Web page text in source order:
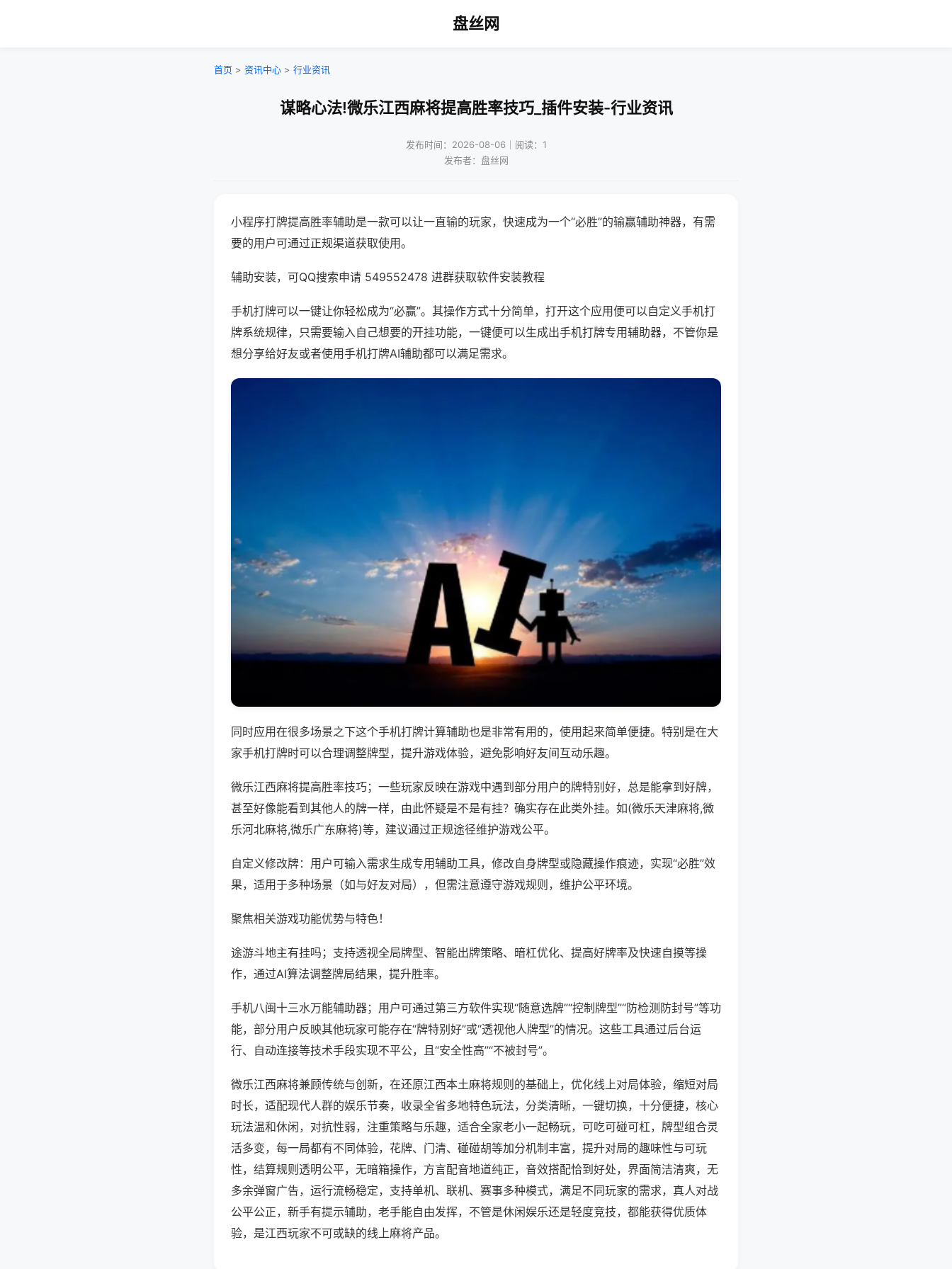
盘丝网
首页 > 资讯中心 > 行业资讯
谋略心法!微乐江西麻将提高胜率技巧_插件安装-行业资讯
发布时间：2026-08-06｜阅读：1
发布者：盘丝网
小程序打牌提高胜率辅助是一款可以让一直输的玩家，快速成为一个“必胜”的输赢辅助神器，有需
要的用户可通过正规渠道获取使用。
辅助安装，可QQ搜索申请 549552478 进群获取软件安装教程
手机打牌可以一键让你轻松成为“必赢”。其操作方式十分简单，打开这个应用便可以自定义手机打
牌系统规律，只需要输入自己想要的开挂功能，一键便可以生成出手机打牌专用辅助器，不管你是
想分享给好友或者使用手机打牌AI辅助都可以满足需求。
同时应用在很多场景之下这个手机打牌计算辅助也是非常有用的，使用起来简单便捷。特别是在大
家手机打牌时可以合理调整牌型，提升游戏体验，避免影响好友间互动乐趣。
微乐江西麻将提高胜率技巧；一些玩家反映在游戏中遇到部分用户的牌特别好，总是能拿到好牌，
甚至好像能看到其他人的牌一样，由此怀疑是不是有挂？确实存在此类外挂。如(微乐天津麻将,微
乐河北麻将,微乐广东麻将)等，建议通过正规途径维护游戏公平。
自定义修改牌：用户可输入需求生成专用辅助工具，修改自身牌型或隐藏操作痕迹，实现“必胜”效
果，适用于多种场景（如与好友对局），但需注意遵守游戏规则，维护公平环境。
聚焦相关游戏功能优势与特色！
途游斗地主有挂吗；支持透视全局牌型、智能出牌策略、暗杠优化、提高好牌率及快速自摸等操
作，通过AI算法调整牌局结果，提升胜率。
手机八闽十三水万能辅助器；用户可通过第三方软件实现“随意选牌”“控制牌型”“防检测防封号”等功
能，部分用户反映其他玩家可能存在“牌特别好”或“透视他人牌型”的情况。这些工具通过后台运
行、自动连接等技术手段实现不平公，且“安全性高”“不被封号”。
微乐江西麻将兼顾传统与创新，在还原江西本土麻将规则的基础上，优化线上对局体验，缩短对局
时长，适配现代人群的娱乐节奏，收录全省多地特色玩法，分类清晰，一键切换，十分便捷，核心
玩法温和休闲，对抗性弱，注重策略与乐趣，适合全家老小一起畅玩，可吃可碰可杠，牌型组合灵
活多变，每一局都有不同体验，花牌、门清、碰碰胡等加分机制丰富，提升对局的趣味性与可玩
性，结算规则透明公平，无暗箱操作，方言配音地道纯正，音效搭配恰到好处，界面简洁清爽，无
多余弹窗广告，运行流畅稳定，支持单机、联机、赛事多种模式，满足不同玩家的需求，真人对战
公平公正，新手有提示辅助，老手能自由发挥，不管是休闲娱乐还是轻度竞技，都能获得优质体
验，是江西玩家不可或缺的线上麻将产品。